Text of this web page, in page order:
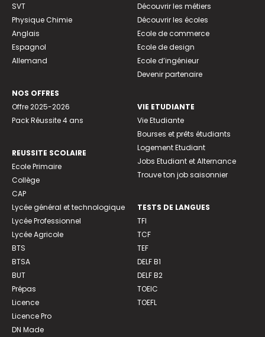
SVT
Physique Chimie
Anglais
Espagnol
Allemand
NOS OFFRES
Offre 2025-2026
Pack Réussite 4 ans
REUSSITE SCOLAIRE
Ecole Primaire
Collège
CAP
Lycée général et technologique
Lycée Professionnel
Lycée Agricole
BTS
BTSA
BUT
Prépas
Licence
Licence Pro
DN Made
Découvrir les métiers
Découvrir les écoles
Ecole de commerce
Ecole de design
Ecole d’ingénieur
Devenir partenaire
VIE ETUDIANTE
Vie Etudiante
Bourses et prêts étudiants
Logement Etudiant
Jobs Etudiant et Alternance
Trouve ton job saisonnier
TESTS DE LANGUES
TFI
TCF
TEF
DELF B1
DELF B2
TOEIC
TOEFL